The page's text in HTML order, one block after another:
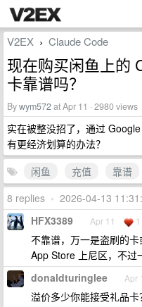
V2EX › Claude Code
现在购买闲鱼上的
卡靠谱吗？
Bywym572at Apr 11 · 2980 views
实在被整没招了，通过
有更经济划算的办法？
闲鱼
充值
靠谱
8 replies • 2026-04-13
HFX3389 Apr 11 1
不靠谱，万一是盗刷的
App Store 上尼区，不过
donaldturinglee Apr
溢价多少你能接受礼品